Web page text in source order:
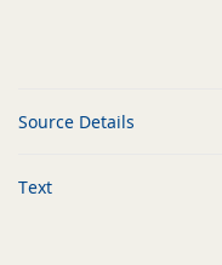
Source Details
Text